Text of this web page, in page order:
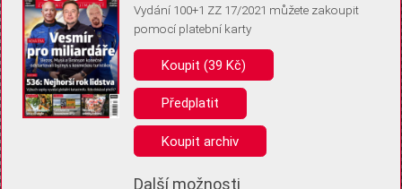
Pro základní fungování webu nepotřebujeme ukládat žádné informace
(tzv. cookies apod.). Rádi bychom vás ale požádali o souhlas s
uložením volitelných informací:
Anonymní unikátní ID
Díky němu příště poznáme, že se jedná o stejné zařízení, a
Identifikátor je zcela anonymní.
Vydání 100+1 ZZ 17/2021 můžete zakoupit
pomocí platební karty
Koupit (39 Kč)
Předplatit
Koupit archiv
Další možnosti